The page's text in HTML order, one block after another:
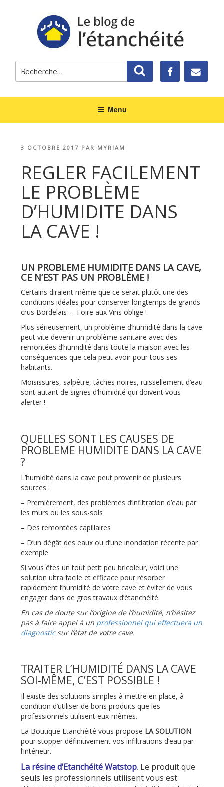
Recherche
pour
:
Recherche
Menu
PUBLIÉ
3 OCTOBRE 2017 PAR MYRIAM
REGLER FACILEMENT
LE PROBLÈME
D’HUMIDITE DANS
LA CAVE !
UN PROBLEME HUMIDITE DANS LA CAVE,
CE N’EST PAS UN PROBLÈME !
Certains diraient même que ce serait plutôt une des
conditions idéales pour conserver longtemps de grands
crus Bordelais – Foire aux Vins oblige !
Plus sérieusement, un problème d’humidité dans la cave
peut vite devenir un problème sanitaire avec des
remontées d’humidité dans toute la maison avec les
conséquences que cela peut avoir pour tous ses
habitants.
Moisissures, salpêtre, tâches noires, ruissellement d’eau
sont autant de signes d’humidité qui doivent vous
alerter !
QUELLES SONT LES CAUSES DE
PROBLEME HUMIDITE DANS LA CAVE
?
L’humidité dans la cave peut provenir de plusieurs
sources :
– Premièrement, des problèmes d’infiltration d’eau par
les murs ou les sous-sols
– Des remontées capillaires
– D’un dégât des eaux ou d’une inondation récente par
exemple
Si vous êtes un tout petit peu bricoleur, voici une
solution ultra facile et efficace pour résorber
rapidement l’humidité de votre cave et éviter de vous
engager dans de gros travaux d’étanchéité.
En cas de doute sur l’origine de l’humidité, n’hésitez
pas à faire appel à un professionnel qui effectuera un
diagnosticsur l’état de votre cave.
TRAITER L’HUMIDITÉ DANS LA CAVE
SOI-MÊME, C’EST POSSIBLE !
Il existe des solutions simples à mettre en place, à
condition d’utiliser de bons produits que les
professionnels utilisent eux-mêmes.
La Boutique Etanchéité vous propose LA SOLUTION
pour stopper définitivement vos infiltrations d’eau par
l’intérieur.
La résine d’Etanchéité Watstop. Le produit que
seuls les professionnels utilisent vous est